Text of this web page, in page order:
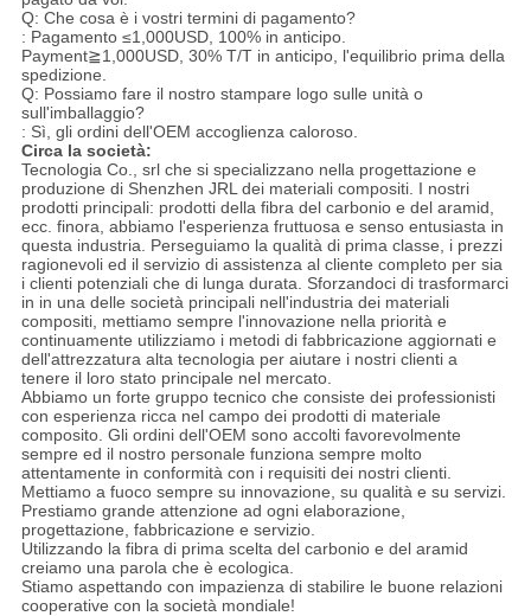
Q: Che cosa è i vostri termini di pagamento?
: Pagamento ≤1,000USD, 100% in anticipo.
Payment≧1,000USD, 30% T/T in anticipo, l'equilibrio prima della
spedizione.
Q: Possiamo fare il nostro stampare logo sulle unità o
sull'imballaggio?
: Sì, gli ordini dell'OEM accoglienza caloroso.
Circa la società:
Tecnologia Co., srl che si specializzano nella progettazione e
produzione di Shenzhen JRL dei materiali compositi. I nostri
prodotti principali: prodotti della fibra del carbonio e del aramid,
ecc. finora, abbiamo l'esperienza fruttuosa e senso entusiasta in
questa industria. Perseguiamo la qualità di prima classe, i prezzi
ragionevoli ed il servizio di assistenza al cliente completo per sia
i clienti potenziali che di lunga durata. Sforzandoci di trasformarci
in in una delle società principali nell'industria dei materiali
compositi, mettiamo sempre l'innovazione nella priorità e
continuamente utilizziamo i metodi di fabbricazione aggiornati e
dell'attrezzatura alta tecnologia per aiutare i nostri clienti a
tenere il loro stato principale nel mercato.
Abbiamo un forte gruppo tecnico che consiste dei professionisti
con esperienza ricca nel campo dei prodotti di materiale
composito. Gli ordini dell'OEM sono accolti favorevolmente
sempre ed il nostro personale funziona sempre molto
attentamente in conformità con i requisiti dei nostri clienti.
Mettiamo a fuoco sempre su innovazione, su qualità e su servizi.
Prestiamo grande attenzione ad ogni elaborazione,
progettazione, fabbricazione e servizio.
Utilizzando la fibra di prima scelta del carbonio e del aramid
creiamo una parola che è ecologica.
Stiamo aspettando con impazienza di stabilire le buone relazioni
cooperative con la società mondiale!